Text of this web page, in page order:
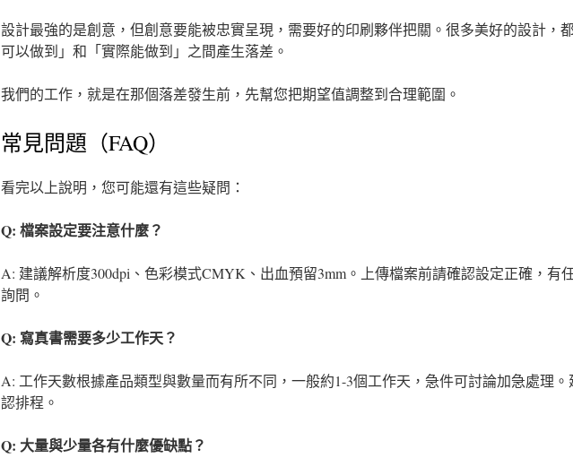
設計最強的是創意，但創意要能被忠實呈現，需要好的印刷夥伴把關。很多美好的設計，
可以做到」和「實際能做到」之間產生落差。
我們的工作，就是在那個落差發生前，先幫您把期望值調整到合理範圍。
常見問題（FAQ）
看完以上說明，您可能還有這些疑問：
Q: 檔案設定要注意什麼？
A: 建議解析度300dpi、色彩模式CMYK、出血預留3mm。上傳檔案前請確認設定正確，有
詢問。
Q: 寫真書需要多少工作天？
A: 工作天數根據產品類型與數量而有所不同，一般約1-3個工作天，急件可討論加急處理
認排程。
Q: 大量與少量各有什麼優缺點？